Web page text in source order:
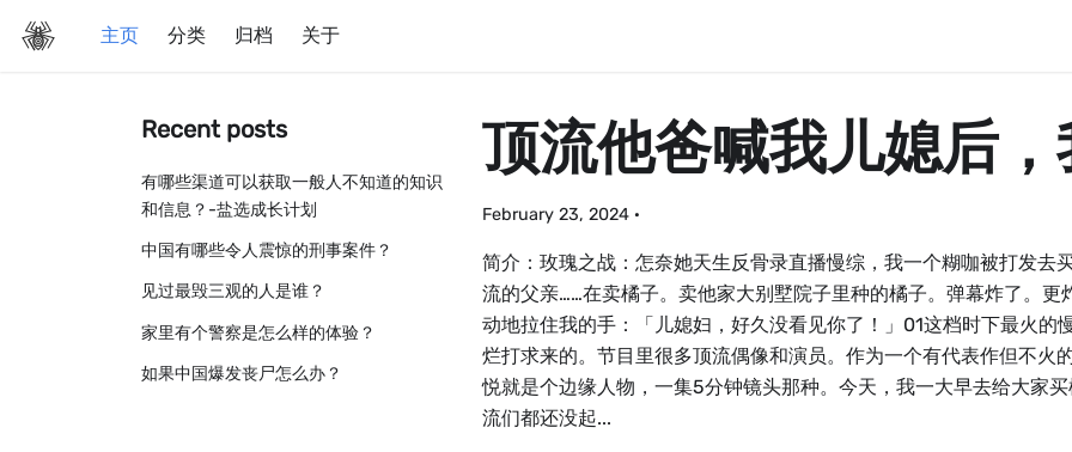
主页 分类 归档 关于
Recent posts
有哪些渠道可以获取一般人不知道的知识
和信息？-盐选成长计划
中国有哪些令人震惊的刑事案件？
见过最毁三观的人是谁？
家里有个警察是怎么样的体验？
如果中国爆发丧尸怎么办？
顶流他爸喊我儿媳后
February 23, 2024 ·
简介：玫瑰之战：怎奈她天生反骨录直播慢综，我一个糊咖被打发去
流的父亲……在卖橘子。卖他家大别墅院子里种的橘子。弹幕炸了。更
动地拉住我的手：「儿媳妇，好久没看见你了！」01这档时下最火的
烂打求来的。节目里很多顶流偶像和演员。作为一个有代表作但不火
悦就是个边缘人物，一集5分钟镜头那种。今天，我一大早去给大家
流们都还没起...